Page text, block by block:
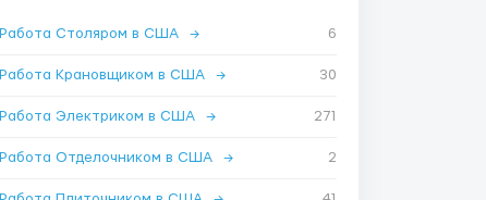
Работа Столяром в США → 6
Работа Крановщиком в США → 30
Работа Электриком в США → 271
Работа Отделочником в США → 2